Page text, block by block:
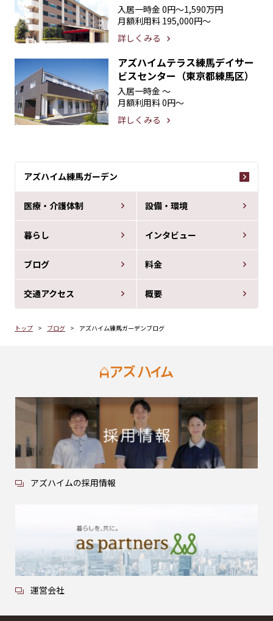
アズハイム練馬ガーデン
医療・介護体制 設備・環境
暮らし インタビュー
ブログ 料金
交通アクセス 概要
トップ ブログ アズハイム練馬ガーデンブログ
入居一時金 0円〜1,590万円
月額利用料 195,000円〜
詳しくみる
アズハイムテラス練馬デイサー
ビスセンター（東京都練馬区）
入居一時金 〜
月額利用料0円〜
詳しくみる
アズハイムの採用情報
運営会社